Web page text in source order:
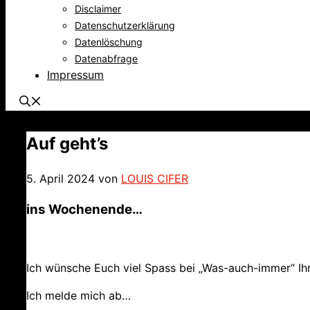
Disclaimer
Datenschutzerklärung
Datenlöschung
Datenabfrage
Impressum
Auf geht’s
5. April 2024 von LOUIS CIFER
ins Wochenende…
Ich wünsche Euch viel Spass bei „Was-auch-immer“
Ich melde mich ab…